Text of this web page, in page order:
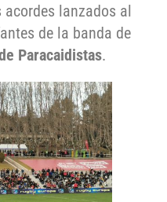
lanzados al
de la banda de
Paracaidistas.